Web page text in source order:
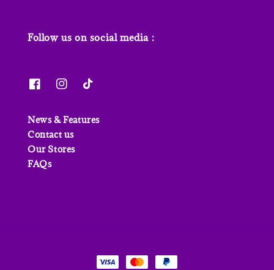
Follow us on social media :
News & Features
Contact us
Our Stores
FAQs